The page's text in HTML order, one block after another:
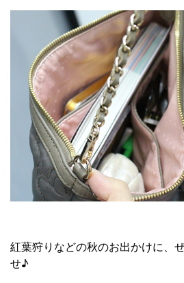
紅葉狩りなどの秋のお出かけに、
せ♪